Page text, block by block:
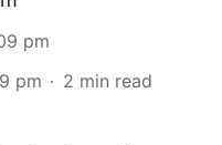
pm
pm 2 min read